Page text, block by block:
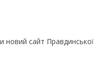
новий сайт Правдинської